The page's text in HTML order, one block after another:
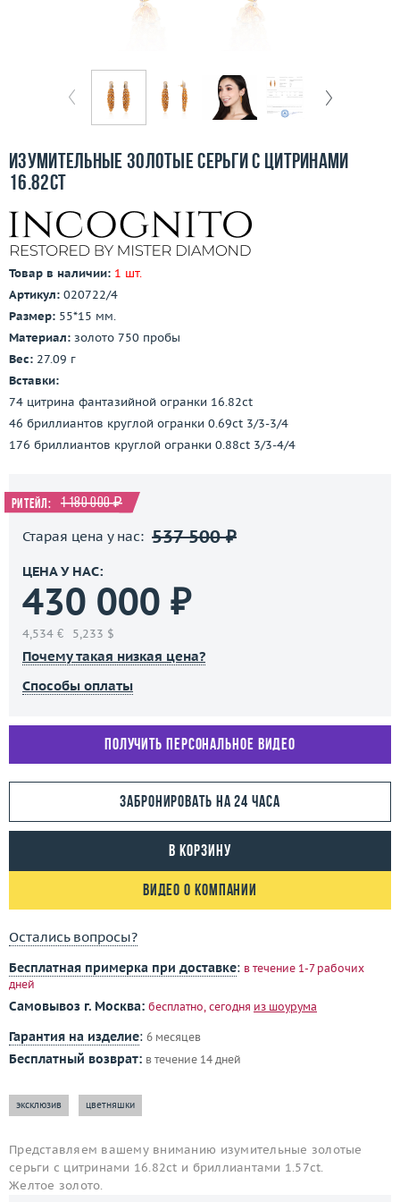
Бесплатная доставка
О компании
Контакты
3D-тур по шоуруму
Изумительные золотые серьги с цитринами
16.82ct
Товар в наличии: 1 шт.
Артикул: 020722/4
Размер: 55*15 мм.
Материал: золото 750 пробы
Вес: 27.09 г
Вставки:
74 цитрина фантазийной огранки 16.82ct
46 бриллиантов круглой огранки 0.69ct 3/3-3/4
176 бриллиантов круглой огранки 0.88ct 3/3-4/4
Ритейл: 1 180 000 ₽
Старая цена у нас: 537 500 ₽
ЦЕНА У НАС:
430 000 ₽
4,534 € 5,233 $
Почему такая низкая цена?
Способы оплаты
Получить персональное видео
Забронировать на 24 часа
В корзину
Видео о компании
Остались вопросы?
Бесплатная примерка при доставке: в течение 1-7 рабочих
дней
Самовывоз г. Москва: бесплатно, сегодня из шоурума
Гарантия на изделие: 6 месяцев
Бесплатный возврат: в течение 14 дней
эксклюзив цветняшки
Представляем вашему вниманию изумительные золотые
серьги с цитринами 16.82ct и бриллиантами 1.57ct.
Желтое золото.